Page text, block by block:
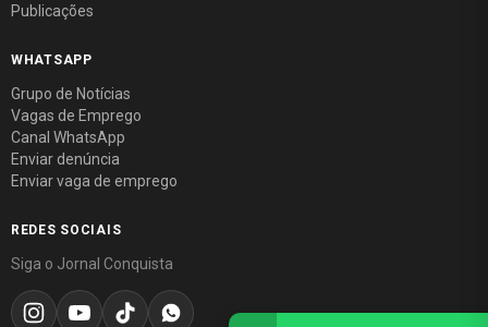
Publicações
WHATSAPP
Grupo de Notícias
Vagas de Emprego
Canal WhatsApp
Enviar denúncia
Enviar vaga de emprego
REDES SOCIAIS
Siga o Jornal Conquista